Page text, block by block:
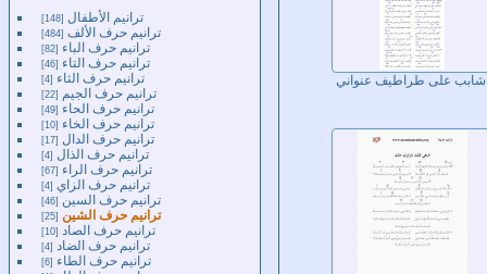
ترانيم الأطفال 148
ترانيم حرف الألف 484
ترانيم حرف الباء 82
ترانيم حرف التاء 46
ترانيم حرف الثاء 4
ترانيم حرف الجيم 22
ترانيم حرف الحاء 49
ترانيم حرف الخاء 10
ترانيم حرف الدال 17
ترانيم حرف الذال 4
ترانيم حرف الراء 67
ترانيم حرف الزاي 4
ترانيم حرف السين 46
ترانيم حرف الشين 25
ترانيم حرف الصاد 10
ترانيم حرف الضاد 4
ترانيم حرف الطاء 6
شابب على طراطيف عنواني